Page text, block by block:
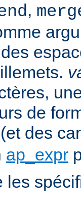
,
de
(et des
ap_expr